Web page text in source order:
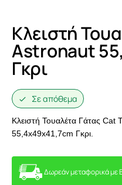
Κλειστή
Astronaut
Γκρι
Σε απόθεμα
Κλειστή Τουαλέτα Γάτας
55,4x49x41,7cm Γκρι.
Δωρεάν μεταφορικά με